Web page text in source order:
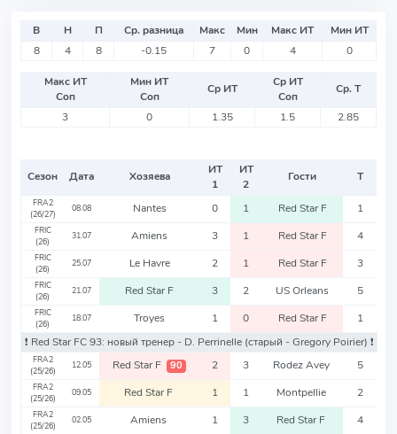
В Н П Ср. разница Макс Мин Макс ИТ
Мин ИТ
8
4 8 -0.15 7 0 4 0
Макс ИТ
Соп
Мин ИТ
Соп
Ср ИТ
Ср ИТ
Соп
Ср. Т
3
0 1.35 1.5 2.85
Сезон Дата Хозяева
ИТ
1
ИТ
2
Гости Т
FRA2
(26/27)
08.08 Nantes 0 1 Red Star F 1
FRIC
(26)
31.07 Amiens 3 1 Red Star F 4
FRIC
(26)
25.07 Le Havre 2 1 Red Star F 3
FRIC
(26)
21.07 Red Star F 3 2 US Orleans 5
FRIC
(26)
18.07 Troyes 1 0 Red Star F
1
❗️ Red Star FC 93: новый тренер - D. Perrinelle (старый - Gregory Poirier) ❗️
FRA2
(25/26)
12.05 Red Star F 90 2 3 Rodez Avey 5
FRA2
(25/26)
09.05 Red Star F 1 1 Montpellie 2
FRA2
(25/26)
02.05 Amiens 1 3 Red Star F 4